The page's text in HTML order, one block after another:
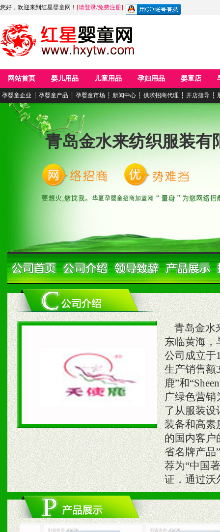
您好，欢迎来到 红星婴童网 ！ [请登录/免费注册]
网站首页 婴儿用品 儿童用品 孕妇用品 婴童店
孕婴童企业 ┆ 孕婴童产品 ┆ 孕婴童市场 ┆ 新闻中心 ┆ 供求招商代理 ┆ 开店指导 ┆
青岛金水来纺织服装有
青岛金水
东临黄海，
公司成立于
生产销售额
鹿”和
广绿色营销
了从服装设
装备和高素
的国内客户
省名牌产品
荐为“中国
证，通过沃